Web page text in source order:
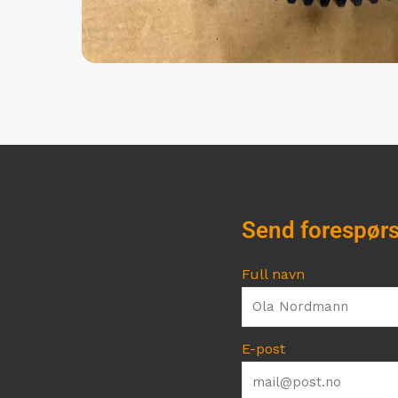
Send
Full navn
E-post